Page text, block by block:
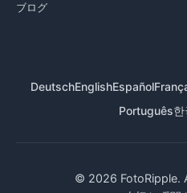
ブログ
DeutschEnglishEspañol
Português한
© 2026 FotoRipple.